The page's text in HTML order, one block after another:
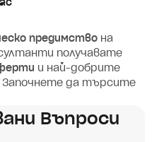
предимство на
получавате
и най-добрите
Започнете да търсите
Въпроси